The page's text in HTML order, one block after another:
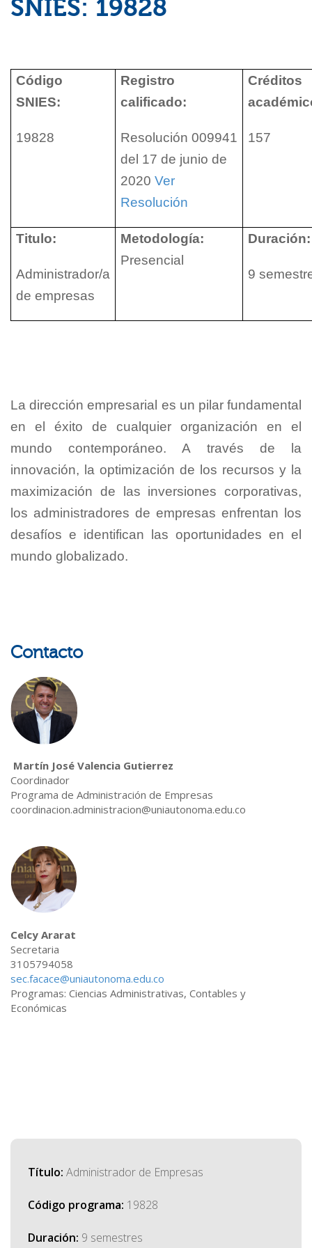
SNIES: 19828
Código
SNIES:
19828
Registro
calificado:
Resolución 009941
del 17 de junio de
2020 Ver
Resolución
Créditos
157
Titulo:
Administrador/a
de empresas
Metodología:
Presencial
Duración:
9
La dirección empresarial es un pilar fundamental
en el éxito de cualquier organización en el
mundo contemporáneo. A través de la
innovación, la optimización de los recursos y la
maximización de las inversiones corporativas,
los administradores de empresas enfrentan los
desafíos e identifican las oportunidades en el
mundo globalizado.
Contacto
Martín José Valencia Gutierrez
Coordinador
Programa de Administración de Empresas
coordinacion.administracion@uniautonoma.edu.co
Celcy Ararat
Secretaria
3105794058
sec.facace@uniautonoma.edu.co
Programas: Ciencias Administrativas, Contables y
Económicas
Título: Administrador de Empresas
Código programa: 19828
Duración: 9 semestres